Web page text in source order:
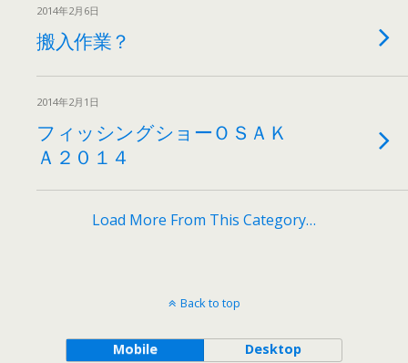
2014年2月6日
搬入作業？
2014年2月1日
フィッシングショーＯＳＡＫ
Ａ２０１４
Load More From This Category…
Back to top
Mobile Desktop